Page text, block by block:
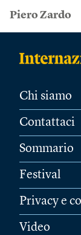
Piero Zardo
Chi siamo
Contattaci
Sommario
Festival
Privacy e
Video